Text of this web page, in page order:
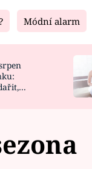
Living
DESIGN
Módní alarm